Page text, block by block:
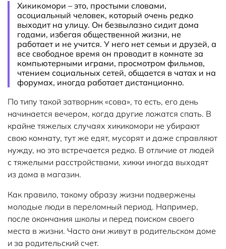
Хикикомори – это, простыми словами,
асоциальный человек, который очень редко
выходит на улицу. Он безвылазно сидит дома
годами, избегая общественной жизни, не
работает и не учится. У него нет семьи и друзей, а
все свободное время он проводит в комнате за
компьютерными играми, просмотром фильмов,
чтением социальных сетей, общается в чатах и на
форумах, иногда работает дистанционно.
По типу такой затворник «сова», то есть, его день
начинается вечером, когда другие ложатся спать. В
крайне тяжелых случаях хикикомори не убирают
свою комнату, тут же едят, мусорят и даже справляют
нужду, но это встречается редко. В отличие от людей
с тяжелыми расстройствами, хикки иногда выходят
из дома в магазин.
Как правило, такому образу жизни подвержены
молодые люди в переломный период. Например,
после окончания школы и перед поиском своего
места в жизни. Часто они живут в родительском доме
и за родительский счет.